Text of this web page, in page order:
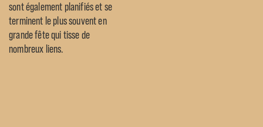
sont également planifiés et se
terminent le plus souvent en
grande fête qui tisse de
nombreux liens.